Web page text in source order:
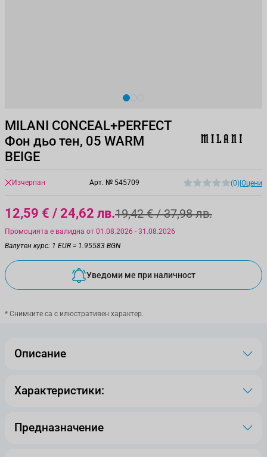
View larger image
View larger image
View larger image
MILANI CONCEAL+PERFECT
Фон дьо тен, 05 WARM
BEIGE
Изчерпан Арт. № 545709 (0) Оцени
12,59 € / 24,62 лв.19,42 € / 37,98 лв.
Промоцията е валидна от 01.08.2026 - 31.08.2026
Валутен курс: 1 EUR = 1.95583 BGN
Уведоми ме при наличност
* Снимките са с илюстративен характер.
Описание
Характеристики:
Предназначение